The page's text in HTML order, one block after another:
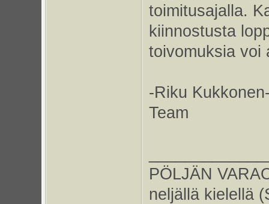
toimitusajalla.
kiinnostusta
toivomuksia voi
-Riku
Team
PÖLJÄN
neljällä kielellä